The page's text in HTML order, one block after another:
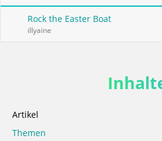
Rock the Easter Boat
illyaine
Artikel
Themen